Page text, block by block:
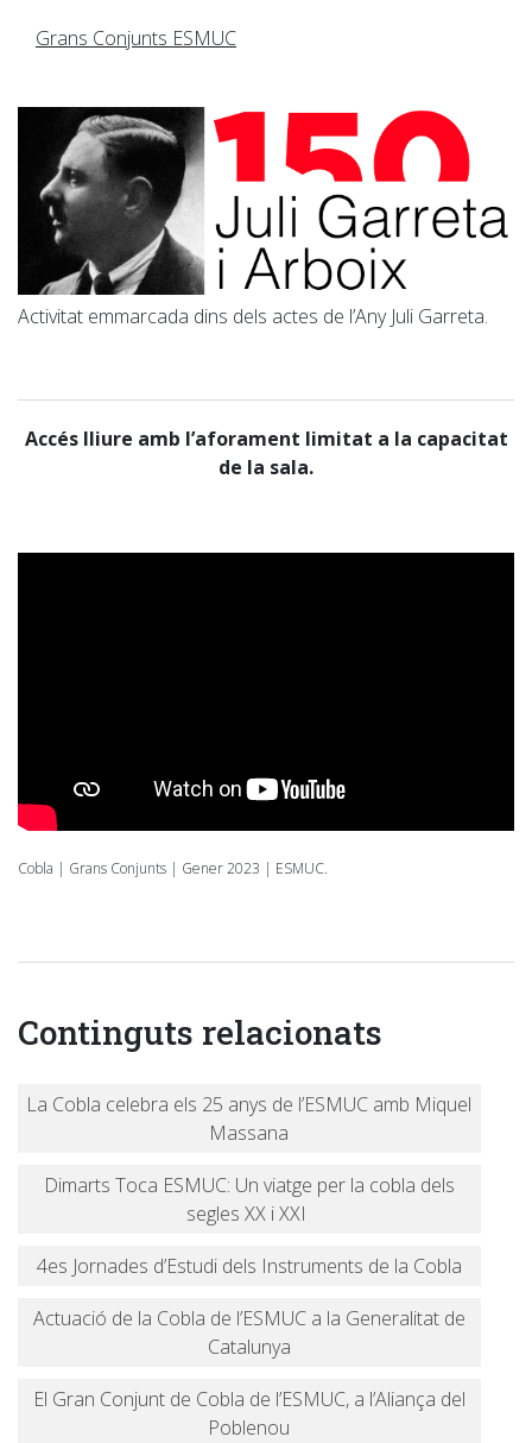
Grans Conjunts ESMUC
Activitat emmarcada dins dels actes de l’Any Juli Garreta.
Accés lliure amb l’aforament limitat a la capacitat
de la sala.
Cobla | Grans Conjunts | Gener 2023 | ESMUC.
Continguts relacionats
La Cobla celebra els 25 anys de l’ESMUC amb Miquel
Massana
Dimarts Toca ESMUC: Un viatge per la cobla dels
segles XX i XXI
4es Jornades d’Estudi dels Instruments de la Cobla
Actuació de la Cobla de l’ESMUC a la Generalitat de
Catalunya
El Gran Conjunt de Cobla de l’ESMUC, a l’Aliança del
Poblenou